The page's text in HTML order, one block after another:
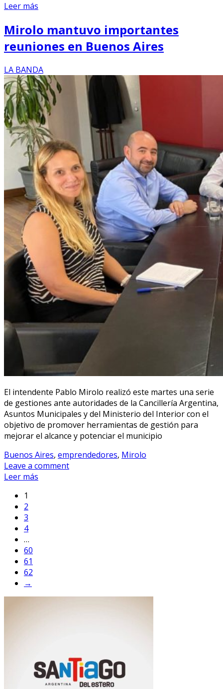
Leer más
Mirolo mantuvo importantes
reuniones en Buenos Aires
LA BANDA
El intendente Pablo Mirolo realizó este martes una serie
de gestiones ante autoridades de la Cancillería Argentina,
Asuntos Municipales y del Ministerio del Interior con el
objetivo de promover herramientas de gestión para
mejorar el alcance y potenciar el municipio
Buenos Aires, emprendedores, Mirolo
Leave a comment
Leer más
1
2
3
4
…
60
61
62
→